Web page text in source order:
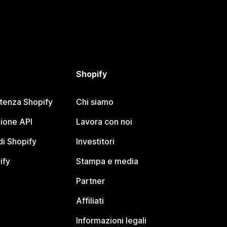
Shopify
API
Shopify
Shopify
Chi siamo
Lavora con noi
Investitori
Stampa e media
Partner
Affiliati
Informazioni legali